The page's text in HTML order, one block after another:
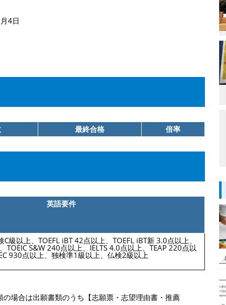
4日
最終合格 倍率
英語要件
級以上、TOEFL iBT 42点以上、TOEFL iBT新 3.0点以上、
TOEIC S&W 240点以上、IELTS 4.0点以上、TEAP 220点以
930点以上、独検準1級以上、仏検2級以上
の場合は出願書類のうち【志願票・志望理由書・推薦